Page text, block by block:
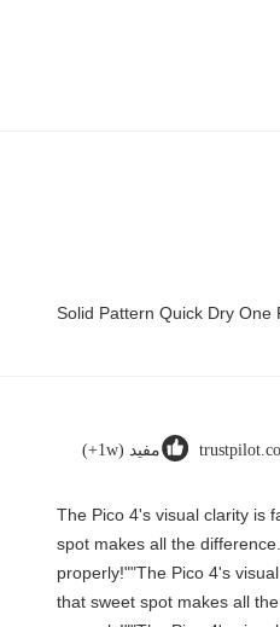
Solid Pattern Quick Dry
مفید (1w+)
"The Pico 4's visual clarity is
spot makes all the
properly!""The Pico 4's
that sweet spot makes all